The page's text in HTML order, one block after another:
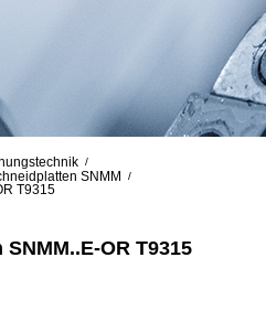
/
SNMM /
T9315
OR T9315